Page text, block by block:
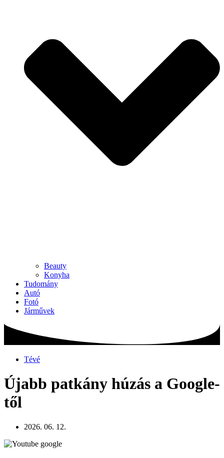
Beauty
Konyha
Tudomány
Autó
Fotó
Járművek
Tévé
Újabb patkány húzás a Google-
től
2026. 06. 12.